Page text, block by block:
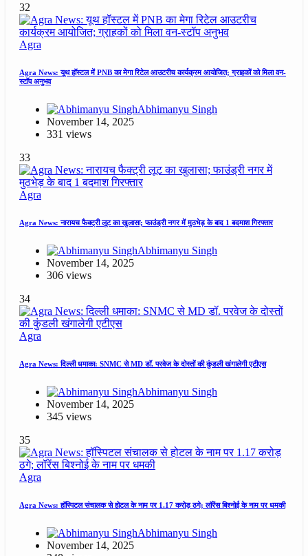
32
Agra
Agra News: यूथ हॉस्टल में PNB का मेगा रिटेल आउटरीच कार्यक्रम आयोजित; ग्राहकों को मिला वन-
स्टॉप अनुभव
Abhimanyu Singh
November 14, 2025
331 views
33
Agra
Agra News: नारायच फैक्ट्री लूट का खुलासा; फाउंड्री नगर में मुठभेड़ के बाद 1 बदमाश गिरफ्तार
Abhimanyu Singh
November 14, 2025
306 views
34
Agra
Agra News: दिल्ली धमाका: SNMC से MD डॉ. परवेज के दोस्तों की कुंडली खंगालेगी एटीएस
Abhimanyu Singh
November 14, 2025
345 views
35
Agra
Agra News: हॉस्पिटल संचालक से होटल के नाम पर 1.17 करोड़ ठगे; लॉरेंस बिश्नोई के नाम पर धमकी
Abhimanyu Singh
November 14, 2025